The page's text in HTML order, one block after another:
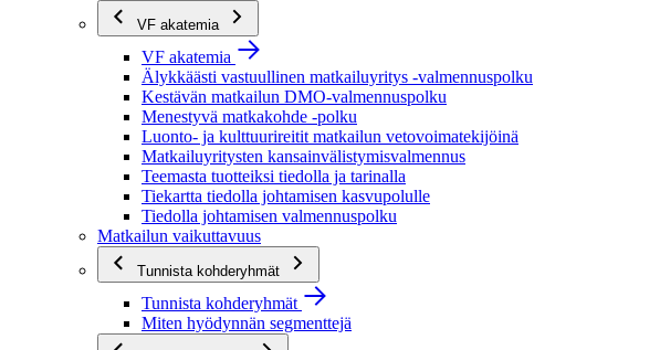
VF akatemia
VF akatemia
Älykkäästi vastuullinen matkailuyritys -valmennuspolku
Kestävän matkailun DMO-valmennuspolku
Menestyvä matkakohde -polku
Luonto- ja kulttuurireitit matkailun vetovoimatekijöinä
Matkailuyritysten kansainvälistymisvalmennus
Teemasta tuotteiksi tiedolla ja tarinalla
Tiekartta tiedolla johtamisen kasvupolulle
Tiedolla johtamisen valmennuspolku
Matkailun vaikuttavuus
Tunnista kohderyhmät
Tunnista kohderyhmät
Miten hyödynnän segmenttejä